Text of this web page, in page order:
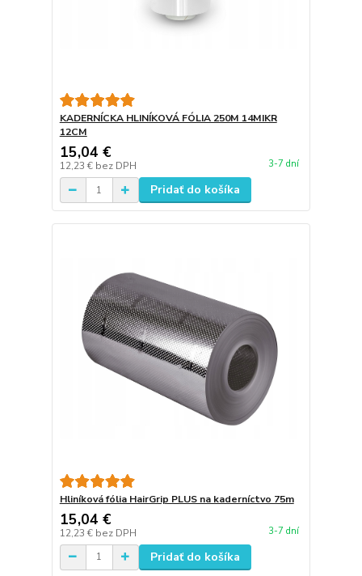
KADERNÍCKA HLINÍKOVÁ FÓLIA 250M 14MIKR
12CM
15,04 €
12,23 € bez DPH 3-7 dní
Pridať do košíka
Hliníková fólia HairGrip PLUS na kaderníctvo 75m
15,04 €
12,23 € bez DPH 3-7 dní
Pridať do košíka